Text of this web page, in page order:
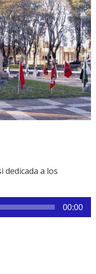
Link
dedicada a los
00:00